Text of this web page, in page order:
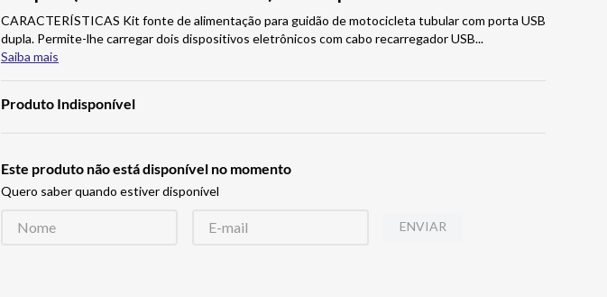
CARACTERÍSTICAS Kit fonte de alimentação para guidão de motocicleta tubular com porta USB
dupla. Permite-lhe carregar dois dispositivos eletrônicos com cabo recarregador USB...
Saiba mais
Produto Indisponível
Este produto não está disponível no momento
Quero saber quando estiver disponível
ENVIAR